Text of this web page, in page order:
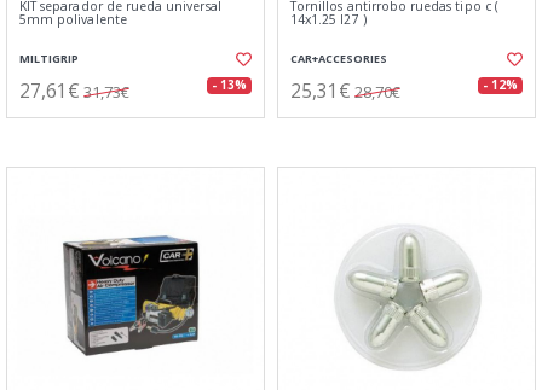
KIT separador de rueda universal
5mm polivalente
MILTIGRIP
27,61€ 31,73€ - 13%
Tornillos antirrobo ruedas tipo c (
14x1.25 l27 )
CAR+ACCESORIES
25,31€ 28,70€ - 12%